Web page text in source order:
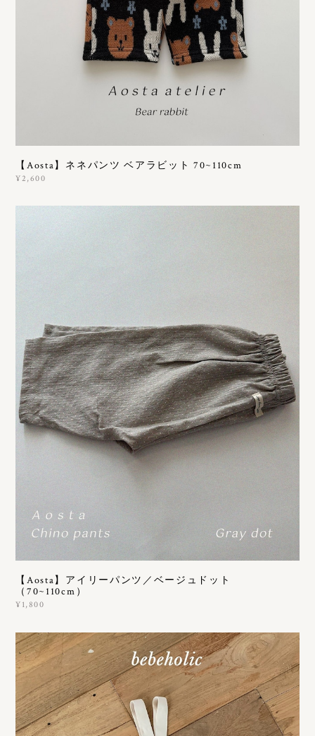
【Aosta】ネネパンツ ベアラビット 70~110cm
¥2,600
【Aosta】アイリーパンツ／ベージュドット
（70~110cm）
¥1,800